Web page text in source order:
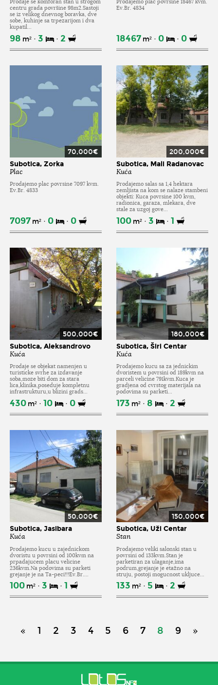
Prodaje se komforan stan u strogom
centru grada površine 98m2.Sastoji
se iz velikog dnevnog boravka, dve
sobe, kuhinje sa trpezarijom i dva
kupatil...
98 m² 3 2
Prodajemo plac povrsine 18467 kvm.
Ev.Br. 4834
18467 m² 0 0
70,000€
Subotica, Zorka
Plac
Prodajemo plac povrsine 7097 kvm.
Ev.Br. 4833
7097 m² 0 0
200,000€
Subotica, Mali Radanovac
Kuća
Prodajemo salas sa 1,4 hektara
zemljista na kom se nalaze stambeni
objekti: Kuca povrsine 100 kvm,
radionica, garaza, mlekara, dve
stale za uzgoj gove...
100 m² 3 1
500,000€
Subotica, Aleksandrovo
Kuća
Prodaje se objekat namenjen u
turisticke svrhe za izdavanje
soba,moze biti dom za stara
lica,klinika,poseduje kompletnu
infrastrukturu,u blizini grads...
430 m² 10 0
180,000€
Subotica, Širi Centar
Kuća
Prodajemo kucu sa za jednickim
dvoristem u povrsini od 189kvm na
parceli velicine 791kvm.Kuca je
gradjena od cvrstog materijala na
podovima su parketi...
173 m² 8 2
50,000€
Subotica, Jasibara
Kuća
Prodajemo kucu u zajednickom
dvoristu u povrsini od 100kvm na
prpadajucem placu velicine
236kvm.Na podovima su parketi
grejanje je na Ta-peci!!!Ev.Br....
100 m² 3 1
150,000€
Subotica, Uži Centar
Stan
Prodajemo veliki salonski stan u
povrsini od 133kvm.Stan je
parketiran za ulaganje,ima
podrum,grejanje je etažno na
struju, postoji mogucnost ukljuce...
133 m² 5 2
« 1 2 3 4 5 6 7 8 9 »